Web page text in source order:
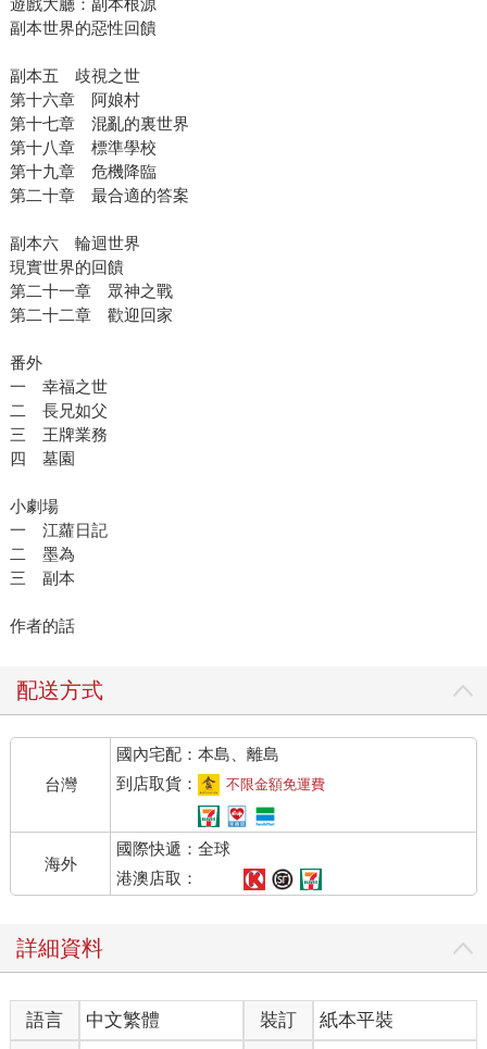
遊戲大廳：副本根源
副本世界的惡性回饋
副本五 歧視之世
第十六章 阿娘村
第十七章 混亂的裏世界
第十八章 標準學校
第十九章 危機降臨
第二十章 最合適的答案
副本六 輪迴世界
現實世界的回饋
第二十一章 眾神之戰
第二十二章 歡迎回家
番外
一 幸福之世
二 長兄如父
三 王牌業務
四 墓園
小劇場
一 江蘿日記
二 墨為
三 副本
作者的話
配送方式
台灣
國內宅配：本島、離島
到店取貨：
不限金額免運費
海外
國際快遞：全球
港澳店取：
詳細資料
語言 中文繁體 裝訂
紙本平裝